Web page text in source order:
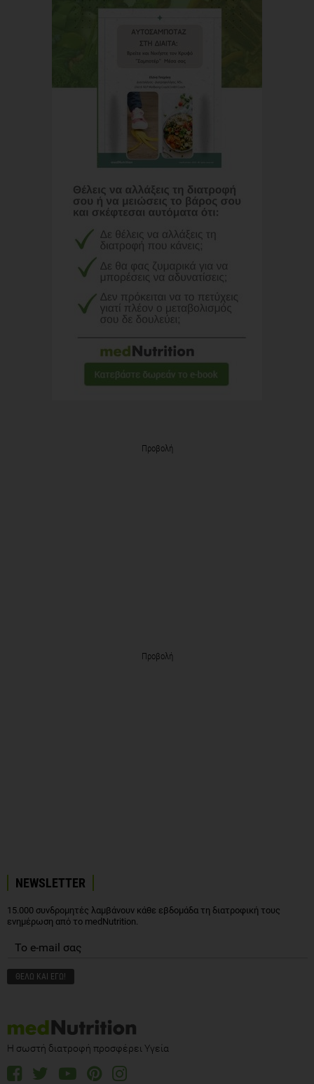
Προβολή
Προβολή
NEWSLETTER
15.000 συνδρομητές λαμβάνουν κάθε εβδομάδα τη διατροφική τους
ενημέρωση από το medNutrition.
Η σωστή διατροφή προσφέρει Υγεία